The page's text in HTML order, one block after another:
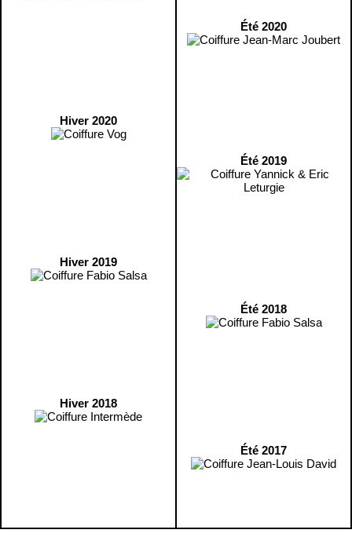
Hiver 2020
Hiver 2019
Hiver 2018
Été 2020
Été 2019
Été 2018
Été 2017